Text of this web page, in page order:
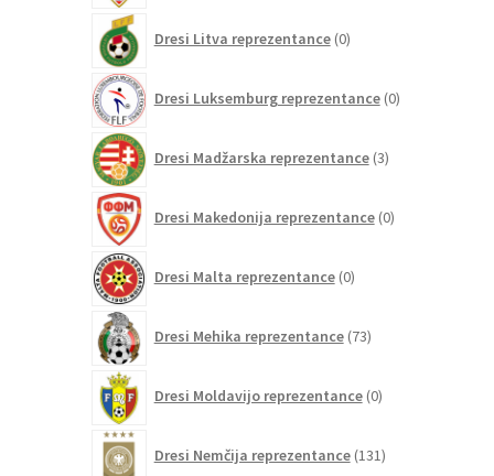
Dresi Litva reprezentance 0izdelkov
Dresi Luksemburg reprezentance 0izdelkov
Dresi Madžarska reprezentance 3izdelki
Dresi Makedonija reprezentance 0izdelkov
Dresi Malta reprezentance 0izdelkov
Dresi Mehika reprezentance 73izdelkov
Dresi Moldavijo reprezentance 0izdelkov
Dresi Nemčija reprezentance 131izdelkov